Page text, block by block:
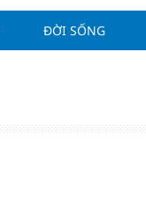
ĐỜI SỐNG